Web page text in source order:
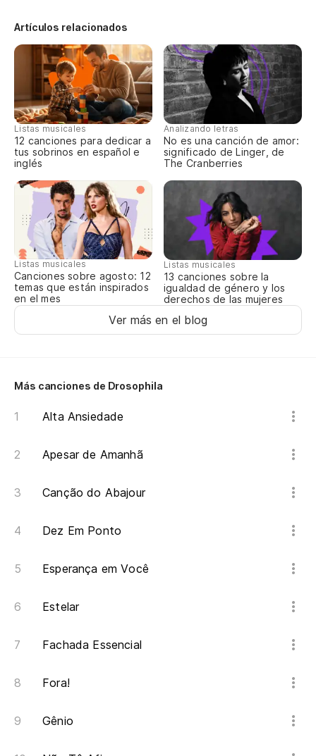
Artículos relacionados
Listas musicales
12 canciones para dedicar a
tus sobrinos en español e
inglés
Analizando letras
No es una canción de amor:
significado de Linger, de
The Cranberries
Listas musicales
Canciones sobre agosto: 12
temas que están inspirados
en el mes
Listas musicales
13 canciones sobre la
igualdad de género y los
derechos de las mujeres
Ver más en el blog
Más canciones de Drosophila
Alta Ansiedade
Apesar de Amanhã
Canção do Abajour
Dez Em Ponto
Esperança em Você
Estelar
Fachada Essencial
Fora!
Gênio